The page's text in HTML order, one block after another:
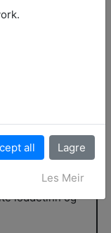
Les Meir
loddetinn og